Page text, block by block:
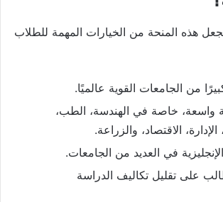
هذه المنحة من الخيارات المهمة للطلاب
من الجامعات القوية عالميًا.
واسعة، خاصة في الهندسة، الطب،
الاقتصاد، والزراعة.
في العديد من الجامعات.
على تقليل تكاليف الدراسة